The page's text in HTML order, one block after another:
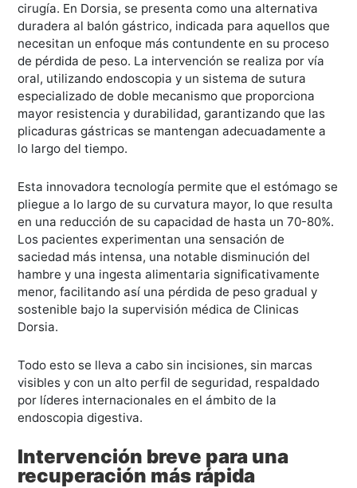
cirugía. En Dorsia, se presenta como una alternativa
duradera al balón gástrico, indicada para aquellos que
necesitan un enfoque más contundente en su proceso
de pérdida de peso. La intervención se realiza por vía
oral, utilizando endoscopia y un sistema de sutura
especializado de doble mecanismo que proporciona
mayor resistencia y durabilidad, garantizando que las
plicaduras gástricas se mantengan adecuadamente a
lo largo del tiempo.
Esta innovadora tecnología permite que el estómago se
pliegue a lo largo de su curvatura mayor, lo que resulta
en una reducción de su capacidad de hasta un 70-80%.
Los pacientes experimentan una sensación de
saciedad más intensa, una notable disminución del
hambre y una ingesta alimentaria significativamente
menor, facilitando así una pérdida de peso gradual y
sostenible bajo la supervisión médica de Clinicas
Dorsia.
Todo esto se lleva a cabo sin incisiones, sin marcas
visibles y con un alto perfil de seguridad, respaldado
por líderes internacionales en el ámbito de la
endoscopia digestiva.
Intervención breve para una
recuperación más rápida